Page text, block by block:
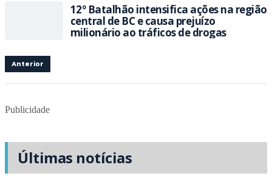
12º Batalhão intensifica ações na região
central de BC e causa prejuízo
milionário ao tráficos de drogas
Anterior
Publicidade
Últimas notícias